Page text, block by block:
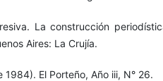
La construcción
Aires: La Crujía.
El Porteño, Año iii, N° 26.